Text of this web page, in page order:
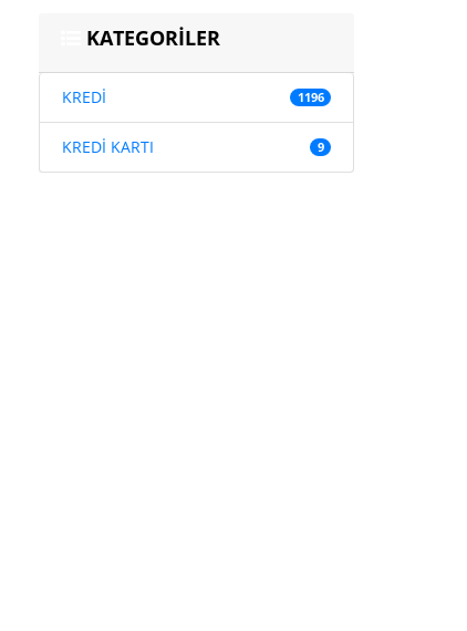
KATEGORİLER
KREDİ 1196
KREDİ KARTI 9